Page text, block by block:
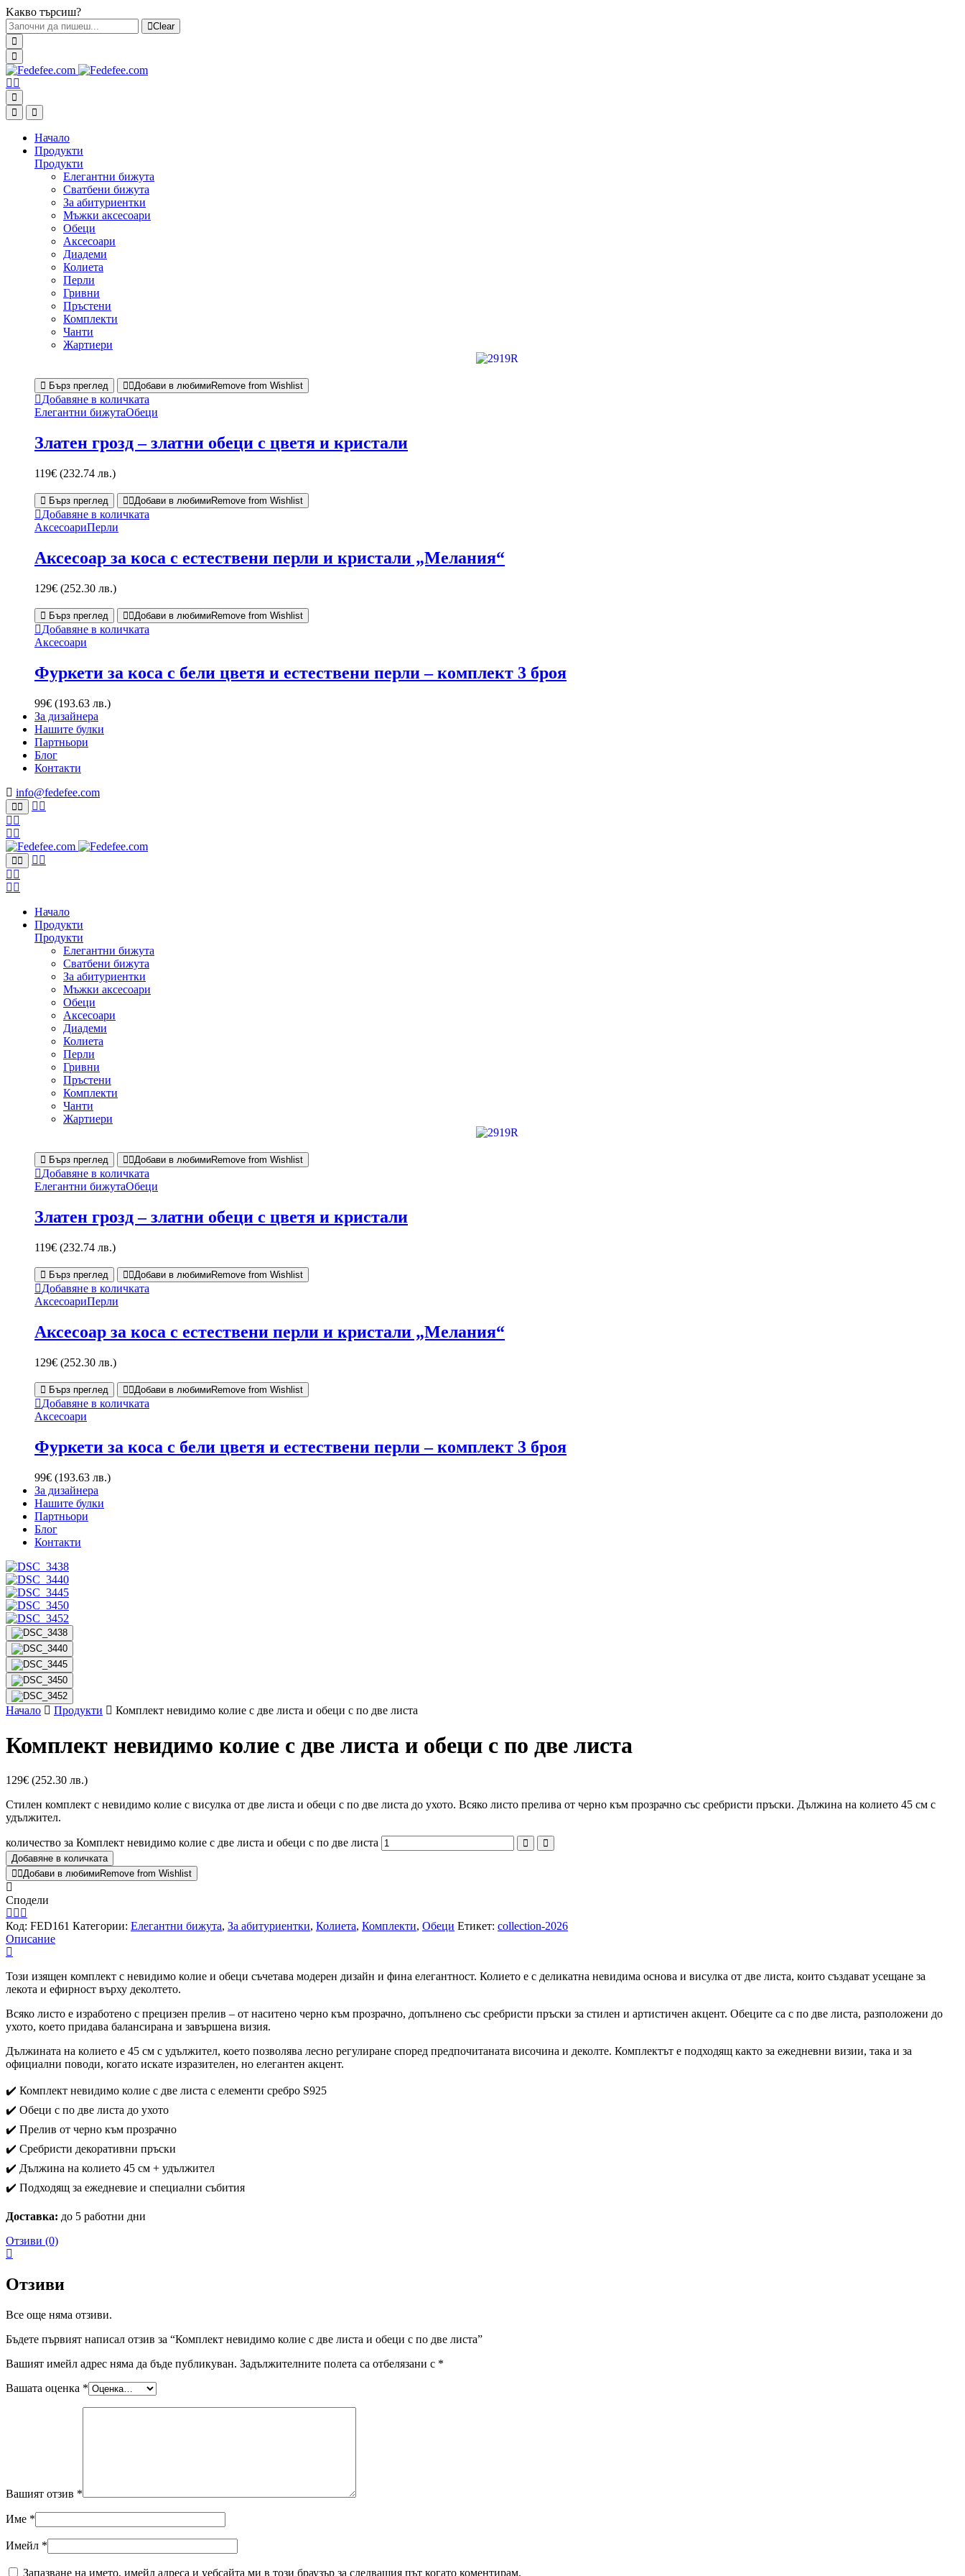
Kакво търсиш?
Clear
Начало
Продукти
Продукти
Елегантни бижута
Сватбени бижута
За абитуриентки
Мъжки аксесоари
Обеци
Аксесоари
Диадеми
Колиета
Перли
Гривни
Пръстени
Комплекти
Чанти
Жартиери
Бърз преглед Добави в любимиRemove from Wishlist
Добавяне в количката
Елегантни бижутаОбеци
Златен грозд – златни обеци с цветя и кристали
119€ (232.74 лв.)
Бърз преглед Добави в любимиRemove from Wishlist
Добавяне в количката
АксесоариПерли
Аксесоар за коса с естествени перли и кристали „Мелания“
129€ (252.30 лв.)
Бърз преглед Добави в любимиRemove from Wishlist
Добавяне в количката
Аксесоари
Фуркети за коса с бели цветя и естествени перли – комплект 3 броя
99€ (193.63 лв.)
За дизайнера
Нашите булки
Партньори
Блог
Контакти
info@fedefee.com
Начало
Продукти
Продукти
Елегантни бижута
Сватбени бижута
За абитуриентки
Мъжки аксесоари
Обеци
Аксесоари
Диадеми
Колиета
Перли
Гривни
Пръстени
Комплекти
Чанти
Жартиери
Бърз преглед Добави в любимиRemove from Wishlist
Добавяне в количката
Елегантни бижутаОбеци
Златен грозд – златни обеци с цветя и кристали
119€ (232.74 лв.)
Бърз преглед Добави в любимиRemove from Wishlist
Добавяне в количката
АксесоариПерли
Аксесоар за коса с естествени перли и кристали „Мелания“
129€ (252.30 лв.)
Бърз преглед Добави в любимиRemove from Wishlist
Добавяне в количката
Аксесоари
Фуркети за коса с бели цветя и естествени перли – комплект 3 броя
99€ (193.63 лв.)
За дизайнера
Нашите булки
Партньори
Блог
Контакти
Начало Продукти Комплект невидимо колие с две листа и обеци с по две листа
Комплект невидимо колие с две листа и обеци с по две листа
129€ (252.30 лв.)
Стилен комплект с невидимо колие с висулка от две листа и обеци с по две листа до ухото. Всяко листо прелива от черно към прозрачно със сребристи пръски. Дължина на колието 45 см с
удължител.
количество за Комплект невидимо колие с две листа и обеци с по две листа
Добавяне в количката
Добави в любимиRemove from Wishlist
Сподели
Код: FED161 Категории: Елегантни бижута, За абитуриентки, Колиета, Комплекти, Обеци Етикет: collection-2026
Описание
Този изящен комплект с невидимо колие и обеци съчетава модерен дизайн и фина елегантност. Колието е с деликатна невидима основа и висулка от две листа, които създават усещане за
лекота и ефирност върху деколтето.
Всяко листо е изработено с прецизен прелив – от наситено черно към прозрачно, допълнено със сребристи пръски за стилен и артистичен акцент. Обеците са с по две листа, разположени до
ухото, което придава балансирана и завършена визия.
Дължината на колието е 45 см с удължител, което позволява лесно регулиране според предпочитаната височина и деколте. Комплектът е подходящ както за ежедневни визии, така и за
официални поводи, когато искате изразителен, но елегантен акцент.
✔️ Комплект невидимо колие с две листа с елементи сребро S925
✔️ Обеци с по две листа до ухото
✔️ Прелив от черно към прозрачно
✔️ Сребристи декоративни пръски
✔️ Дължина на колието 45 см + удължител
✔️ Подходящ за ежедневие и специални събития
Доставка: до 5 работни дни
Отзиви (0)
Отзиви
Все още няма отзиви.
Бъдете първият написал отзив за “Комплект невидимо колие с две листа и обеци с по две листа”
Вашият имейл адрес няма да бъде публикуван. Задължителните полета са отбелязани с *
Вашата оценка *
Вашият отзив *
Име *
Имейл *
Запазване на името, имейл адреса и уебсайта ми в този браузър за следващия път когато коментирам.